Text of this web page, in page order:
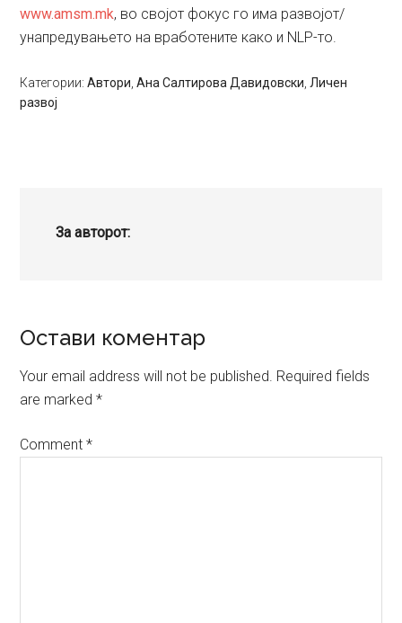
www.amsm.mk, во својот фокус го има развојот/
унапредувањето на вработените како и NLP-то.
Категории:Автори ,Ана Салтирова Давидовски Личен
развој
За авторот:
Reader
Interactions
Остави коментар
Your email address will not be published. Required fields
are marked*
Comment*